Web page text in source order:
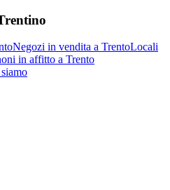
Negozi in vendita a TrentoLocali
in affitto a Trento